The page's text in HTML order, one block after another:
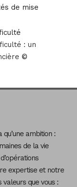
de mise
: un
©
ambition :
de la vie
expertise et notre
que vous :